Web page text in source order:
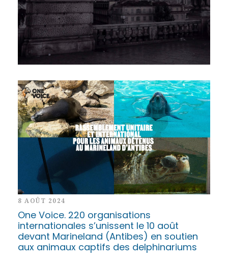
Le département des Bouches-du-Rhône
est placé en vigilance jaune avec
situation météorologique à surveiller pour
orages et pluie-inondation à compter de
ce mercredi13 heures
8 AOÛT 2024
One Voice. 220 organisations
internationales s’unissent le 10 août
devant Marineland (Antibes) en soutien
aux animaux captifs des delphinariums